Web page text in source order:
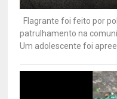
Flagrante foi feito por
patrulhamento na
Um adolescente foi